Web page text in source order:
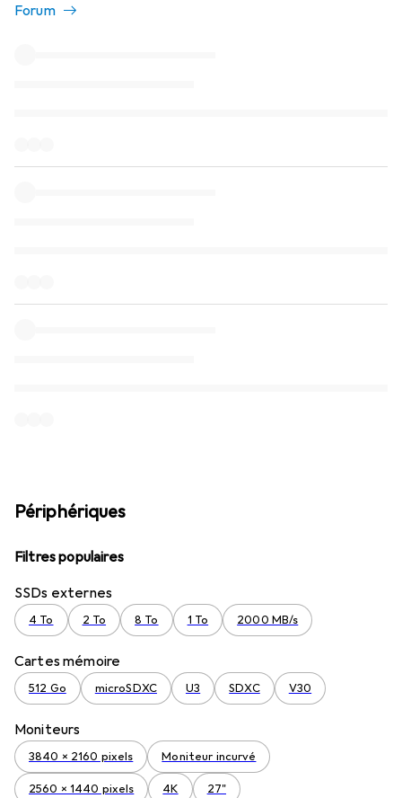
Forum
Périphériques
Filtres populaires
SSDs externes
4 To 2 To 8 To 1 To 2000 MB/s
Cartes mémoire
512 Go microSDXC U3 SDXC V30
Moniteurs
3840 x 2160 pixels Moniteur incurvé
2560 x 1440 pixels 4K 27"